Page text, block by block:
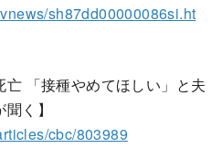
sh87dd00000086si.ht
「接種やめてほしい」と夫
聞く】
cbc/803989